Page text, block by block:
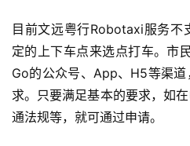
目前文远粤行Robotaxi服务不
定的上下车点来选点打车。市
Go的公众号、App、H5等渠
求。只要满足基本的要求，如
通法规等，就可通过申请。